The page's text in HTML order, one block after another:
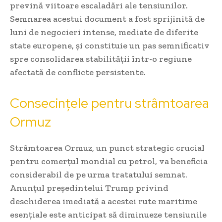
prevină viitoare escaladări ale tensiunilor.
Semnarea acestui document a fost sprijinită de
luni de negocieri intense, mediate de diferite
state europene, și constituie un pas semnificativ
spre consolidarea stabilității într-o regiune
afectată de conflicte persistente.
Consecințele pentru strâmtoarea
Ormuz
Strâmtoarea Ormuz, un punct strategic crucial
pentru comerțul mondial cu petrol, va beneficia
considerabil de pe urma tratatului semnat.
Anunțul președintelui Trump privind
deschiderea imediată a acestei rute maritime
esențiale este anticipat să diminueze tensiunile